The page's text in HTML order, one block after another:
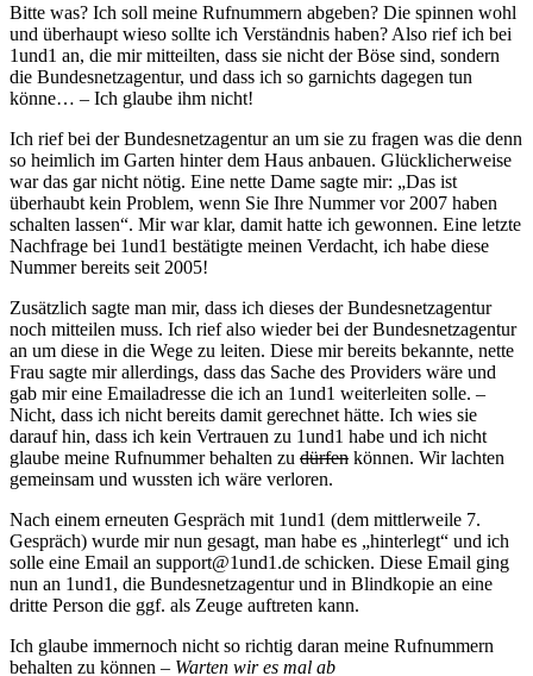
Bitte was? Ich soll meine Rufnummern abgeben? Die spinnen wohl
und überhaupt wieso sollte ich Verständnis haben? Also rief ich bei
1und1 an, die mir mitteilten, dass sie nicht der Böse sind, sondern
die Bundesnetzagentur, und dass ich so garnichts dagegen tun
könne… – Ich glaube ihm nicht!
Ich rief bei der Bundesnetzagentur an um sie zu fragen was die denn
so heimlich im Garten hinter dem Haus anbauen. Glücklicherweise
war das gar nicht nötig. Eine nette Dame sagte mir: „Das ist
überhaubt kein Problem, wenn Sie Ihre Nummer vor 2007 haben
schalten lassen“. Mir war klar, damit hatte ich gewonnen. Eine letzte
Nachfrage bei 1und1 bestätigte meinen Verdacht, ich habe diese
Nummer bereits seit 2005!
Zusätzlich sagte man mir, dass ich dieses der Bundesnetzagentur
noch mitteilen muss. Ich rief also wieder bei der Bundesnetzagentur
an um diese in die Wege zu leiten. Diese mir bereits bekannte, nette
Frau sagte mir allerdings, dass das Sache des Providers wäre und
gab mir eine Emailadresse die ich an 1und1 weiterleiten solle. –
Nicht, dass ich nicht bereits damit gerechnet hätte. Ich wies sie
darauf hin, dass ich kein Vertrauen zu 1und1 habe und ich nicht
glaube meine Rufnummer behalten zu dürfen können. Wir lachten
gemeinsam und wussten ich wäre verloren.
Nach einem erneuten Gespräch mit 1und1 (dem mittlerweile 7.
Gespräch) wurde mir nun gesagt, man habe es „hinterlegt“ und ich
solle eine Email an support@1und1.de schicken. Diese Email ging
nun an 1und1, die Bundesnetzagentur und in Blindkopie an eine
dritte Person die ggf. als Zeuge auftreten kann.
Ich glaube immernoch nicht so richtig daran meine Rufnummern
behalten zu können – Warten wir es mal ab